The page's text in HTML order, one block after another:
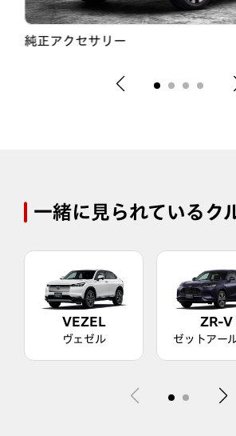
純正アクセサリー
一緒に見られているク
VEZEL
ヴェゼル
ZR-V
ゼットアー